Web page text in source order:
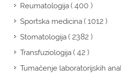
Reumatologija( 400 )
Sportska medicina( 1012 )
Stomatologija( 2382 )
Transfuziologija( 42 )
Tumačenje laboratorijskih